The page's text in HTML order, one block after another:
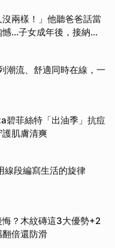
沒兩樣！」他聽爸爸話當
…子女成年後，接納與
潮流、舒適同時在線，一
碧菲絲特「出油季」抗痘
肌膚清爽
線段編寫生活的旋律
？木紋磚這3大優勢+2
倍還防滑